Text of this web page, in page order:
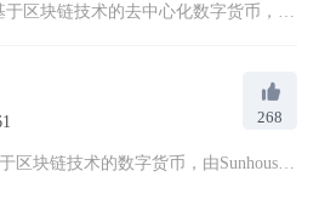
268
Sho币是一种基于区块链技术的数字货币，由Sunhouse社...